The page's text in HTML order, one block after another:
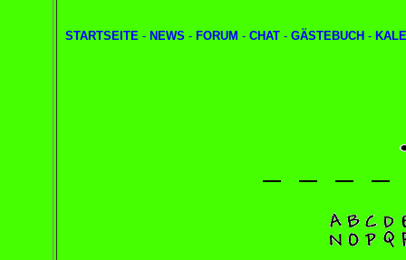
STARTSEITE - NEWS - FORUM - CHAT - GÄSTEBUCH -